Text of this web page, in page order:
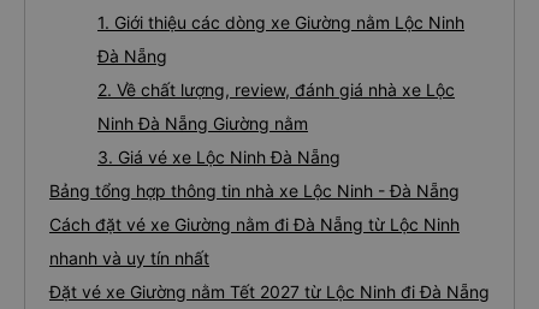
1. Giới thiệu các dòng xe Giường nằm Lộc Ninh
Đà Nẵng
2. Về chất lượng, review, đánh giá nhà xe Lộc
Ninh Đà Nẵng Giường nằm
3. Giá vé xe Lộc Ninh Đà Nẵng
Bảng tổng hợp thông tin nhà xe Lộc Ninh - Đà Nẵng
Cách đặt vé xe Giường nằm đi Đà Nẵng từ Lộc Ninh
nhanh và uy tín nhất
Đặt vé xe Giường nằm Tết 2027 từ Lộc Ninh đi Đà Nẵng